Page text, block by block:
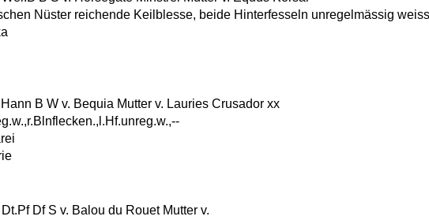
Nüster reichende Keilblesse, beide Hinterfesseln unregelmässig
B W v. Bequia Mutter v. Lauries Crusador xx
Df S v. Balou du Rouet Mutter v.